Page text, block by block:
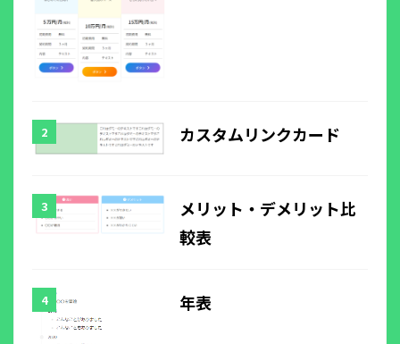
カスタムリンクカード
メリット・デメリット比
較表
年表